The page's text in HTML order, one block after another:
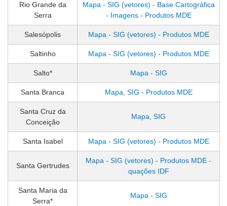
Rio Grande da
Serra
Mapa - SIG (vetores) - Base Cartográfica
- Imagens - Produtos MDE
Salesópolis Mapa - SIG (vetores) - Produtos MDE
Saltinho Mapa - SIG (vetores) - Produtos MDE
Salto* Mapa - SIG
Santa Branca Mapa, SIG - Produtos MDE
Santa Cruz da
Conceição
Mapa, SIG
Santa Isabel Mapa - SIG (vetores) - Produtos MDE
Santa Gertrudes
Mapa - SIG (vetores) - Produtos MDE -
quações IDF
Santa Maria da
Serra*
Mapa - SIG